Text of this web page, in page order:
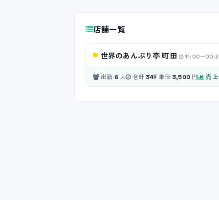
店舗一覧
世界のあんぷり亭 町田 11:00〜
出勤 6人 合計 34 単価 3,500円 売上